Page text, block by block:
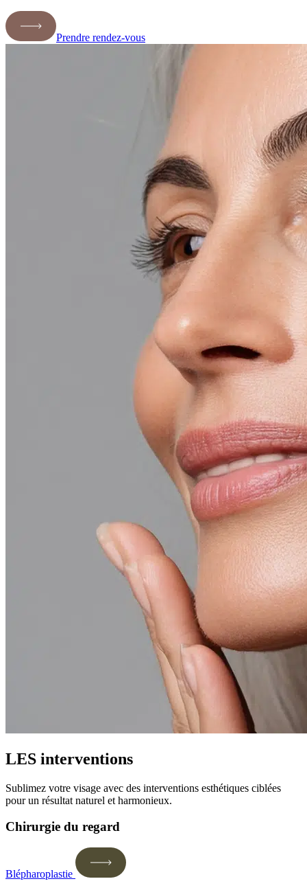
Prendre rendez-vous
LES interventions
Sublimez votre visage avec des interventions esthétiques ciblées
pour un résultat naturel et harmonieux.
Chirurgie du regard
Blépharoplastie